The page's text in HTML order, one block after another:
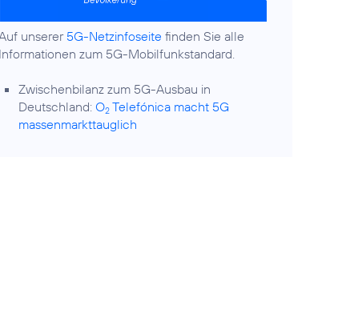
unserer 5G-Netzinfoseite finden Sie alle
Informationen zum 5G-Mobilfunkstandard.
Zwischenbilanz zum 5G-Ausbau in
Deutschland:O2 Telefónica macht 5G
massenmarkttauglich